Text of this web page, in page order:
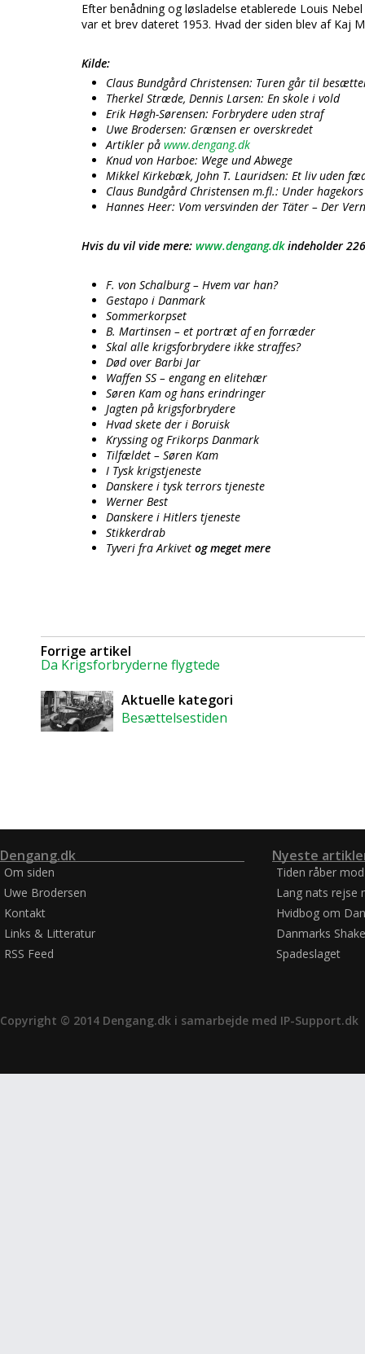
Efter benådning og løsladelse etablerede Louis
var et brev dateret 1953. Hvad der siden blev af Kaj
Kilde:
Claus Bundgård Christensen: Turen går til
Therkel Stræde, Dennis Larsen: En skole i vold
Erik Høgh-Sørensen: Forbrydere uden straf
Uwe Brodersen: Grænsen er overskredet
Artikler på www.dengang.dk
Knud von Harboe: Wege und Abwege
Mikkel Kirkebæk, John T. Lauridsen: Et liv uden
Claus Bundgård Christensen m.fl.: Under
Hannes Heer: Vom versvinden der Täter – Der
Hvis du vil vide mere: www.dengang.dkindeholder
F. von Schalburg – Hvem var han?
Gestapo i Danmark
Sommerkorpset
B. Martinsen – et portræt af en forræder
Skal alle krigsforbrydere ikke straffes?
Død over Barbi Jar
Waffen SS – engang en elitehær
Søren Kam og hans erindringer
Jagten på krigsforbrydere
Hvad skete der i Boruisk
Kryssing og Frikorps Danmark
Tilfældet – Søren Kam
I Tysk krigstjeneste
Danskere i tysk terrors tjeneste
Werner Best
Danskere i Hitlers tjeneste
Stikkerdrab
Tyveri fra Arkivet og meget mere
Forrige artikel
Da Krigsforbryderne flygtede
Aktuelle kategori
Besættelsestiden
Dengang.dk
Om siden
Uwe Brodersen
Kontakt
Links & Litteratur
RSS Feed
Nyeste
Tiden råber
Lang nats rejse
Hvidbog om
Danmarks
Spadeslaget
Copyright © 2014 Dengang.dk i samarbejde med IP-Support.dk